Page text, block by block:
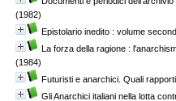
(1982)
Epistolario inedito : volume
La forza della ragione :
(1984)
Futuristi e anarchici. Quali
Gli Anarchici italiani nella lotta